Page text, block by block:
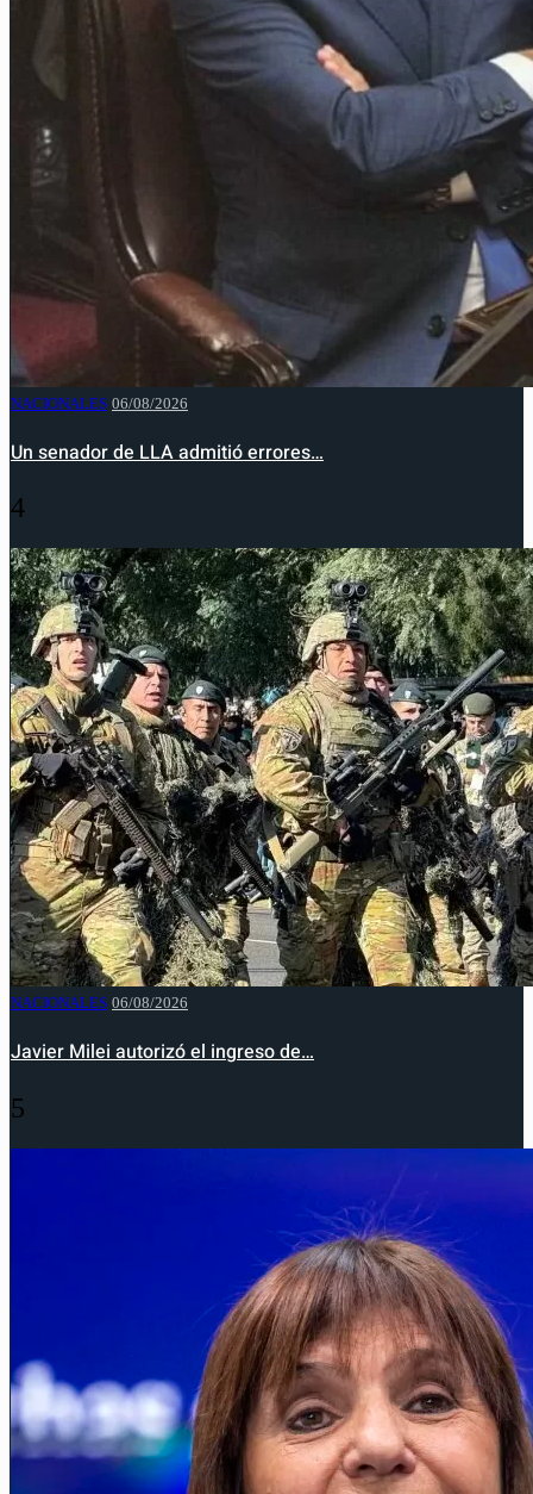
NACIONALES 06/08/2026
Un senador de LLA admitió errores…
4
NACIONALES 06/08/2026
Javier Milei autorizó el ingreso de…
5